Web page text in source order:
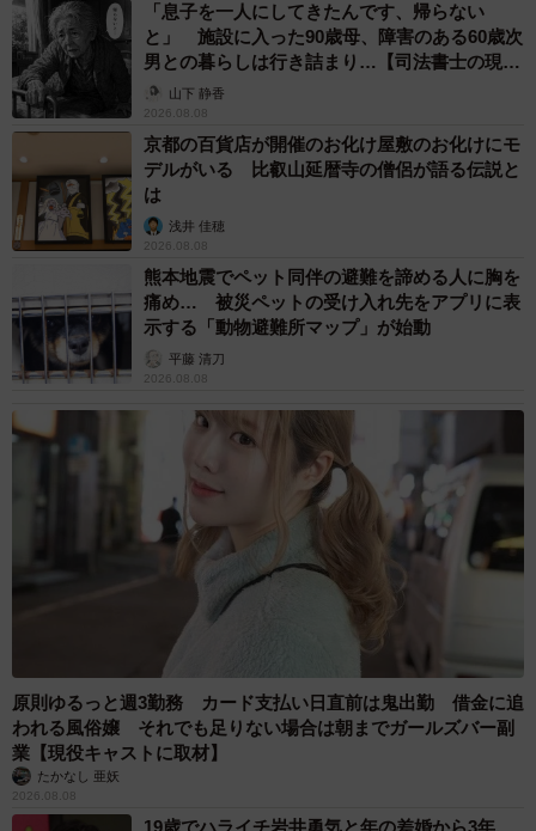
「息子を一人にしてきたんです、帰らない
と」 施設に入った90歳母、障害のある60歳次
男との暮らしは行き詰まり…【司法書士の現場
から】山下 静香
2026.08.08
京都の百貨店が開催のお化け屋敷のお化けにモ
デルがいる 比叡山延暦寺の僧侶が語る伝説と
は
浅井 佳穂
2026.08.08
熊本地震でペット同伴の避難を諦める人に胸を
痛め… 被災ペットの受け入れ先をアプリに表
示する「動物避難所マップ」が始動
平藤 清刀
2026.08.08
原則ゆるっと週3勤務 カード支払い日直前は鬼出勤 借金に追
われる風俗嬢 それでも足りない場合は朝までガールズバー副
業【現役キャストに取材】
たかなし 亜妖
2026.08.08